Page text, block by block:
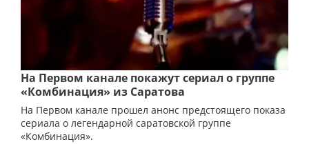
На Первом канале покажут сериал о группе
«Комбинация» из Саратова
На Первом канале прошел анонс предстоящего показа
сериала о легендарной саратовской группе
«Комбинация».